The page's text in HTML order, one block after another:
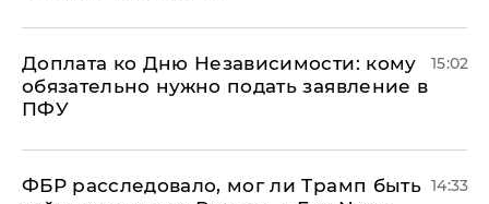
Доплата ко Дню Независимости: кому
обязательно нужно подать заявление в
ПФУ
15:02
ФБР расследовало, мог ли Трамп быть 14:33